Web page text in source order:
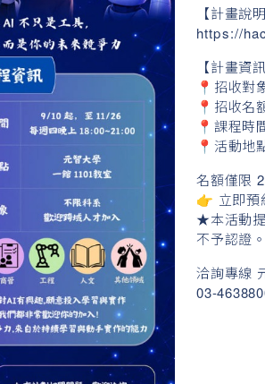
【計畫說明
https://
【計畫資訊
📍招收對
📍招收名
📍課程時
📍活動地
名額僅限
👉 立即預
★本活動
不予認證。
洽詢專線
03-